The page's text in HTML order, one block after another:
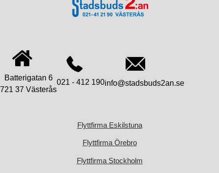
Batterigatan 6
721 37 Västerås
021 - 412 190info@stadsbuds2an.se
Flyttfirma Eskilstuna
Flyttfirma Örebro
Flyttfirma Stockholm